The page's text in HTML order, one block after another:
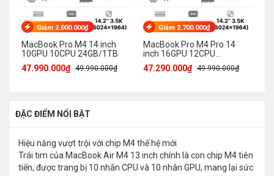
Giảm 2.000.000₫
MacBook Pro M4 14 inch
10GPU 10CPU 24GB/1TB
47.990.000₫ 49.990.000₫
Giảm 2.700.000₫
MacBook Pro M4 Pro 14
inch 16GPU 12CPU
24GB/512GB
47.290.000₫ 49.990.000₫
ĐẶC ĐIỂM NỔI BẬT
Hiệu năng vượt trội với chip M4 thế hệ mới
Trái tim của MacBook Air M4 13 inch chính là con chip M4 tiên
tiến, được trang bị 10 nhân CPU và 10 nhân GPU, mang lại sức